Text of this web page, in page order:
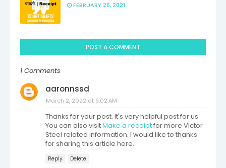
FEBRUARY 26, 2021
POST A COMMENT
1 Comments
aaronnssd
March 2, 2022 at 9:02 AM
Thanks for your post. It's very helpful post for us.
You can also visitMake a receiptfor more Victor
Steel related information. I would like to thanks
for sharing this article here.
Reply Delete